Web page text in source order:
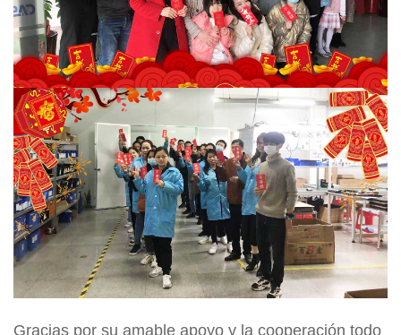
Gracias por su amable apoyo y la cooperación todo